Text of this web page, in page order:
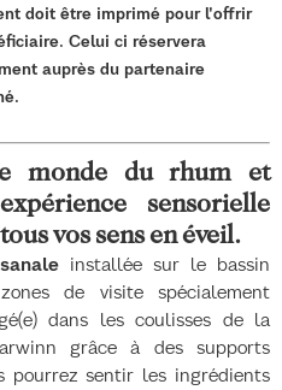
doit être imprimé pour l'offrir
Celui ci réservera
auprès du partenaire
monde du rhum et
sensorielle
vos sens en éveil.
installée sur le bassin
de visite spécialement
dans les coulisses de la
grâce à des supports
pourrez sentir les ingrédients